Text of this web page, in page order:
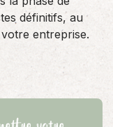
définitifs, au
entreprise.